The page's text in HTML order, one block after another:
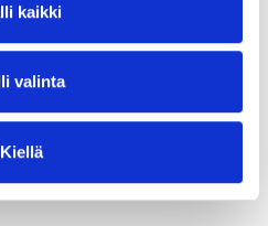
kaikki
valinta
Kiellä